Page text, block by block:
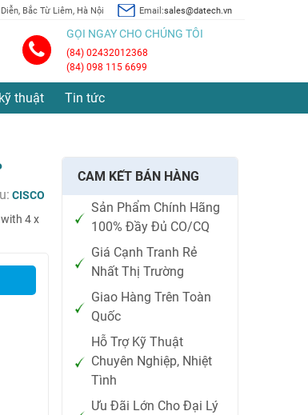
Bắc Từ Liêm, Hà Nội Email:sales@datech.vn
GỌI NGAY CHO CHÚNG TÔI
(84) 02432012368
(84) 098 115 6699
thuật Tin tức
CISCO
4 x
CAM KẾT BÁN HÀNG
Sản Phẩm Chính Hãng
100% Đầy Đủ CO/CQ
Giá Cạnh Tranh Rẻ
Nhất Thị Trường
Giao Hàng Trên Toàn
Quốc
Hỗ Trợ Kỹ Thuật
Chuyên Nghiệp, Nhiệt
Tình
Ưu Đãi Lớn Cho Đại Lý